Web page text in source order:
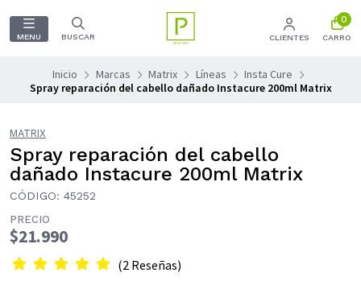
MENU BUSCAR CLIENTES
0
CARRO
Inicio Marcas Matrix Líneas
Insta Cure
Spray reparación del cabello dañado Instacure 200ml Matrix
MATRIX
Spray reparación del cabello
dañado Instacure 200ml Matrix
CÓDIGO: 45252
PRECIO
$21.990
(2 Reseñas)